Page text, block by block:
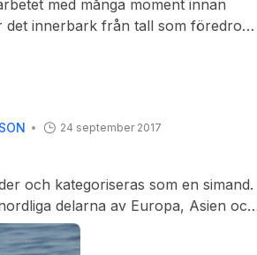
med många moment innan
innerbark från tall som föredrogs.
och beredas genom krossning,
24 september 2017
och kategoriseras som en simand.
delarna av Europa, Asien och